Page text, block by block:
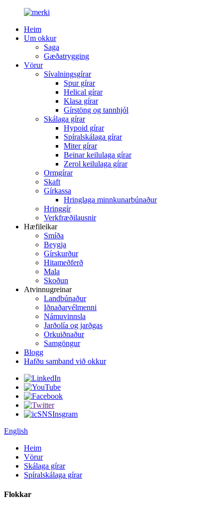
Heim
Um okkur
Saga
Gæðatrygging
Vörur
Sívalningsgírar
Spur gírar
Helical gírar
Klasa gírar
Gírstöng og tannhjól
Skálaga gírar
Hypoid gírar
Spíralskálaga gírar
Miter gírar
Beinar keilulaga gírar
Zerol keilulaga gírar
Ormgírar
Skaft
Gírkassa
Hringlaga minnkunarbúnaður
Hringgír
Verkfræðilausnir
Hæfileikar
Smíða
Beygja
Gírskurður
Hitameðferð
Mala
Skoðun
Atvinnugreinar
Landbúnaður
Iðnaðarvélmenni
Námuvinnsla
Jarðolía og jarðgas
Orkuiðnaður
Samgöngur
Blogg
Hafðu samband við okkur
English
Heim
Vörur
Skálaga gírar
Spíralskálaga gírar
Flokkar